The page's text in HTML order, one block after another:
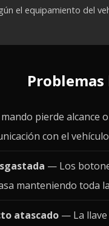
el equipamiento del
pierde alcance
con el
— Los
manteniendo toda
atascado — La llave